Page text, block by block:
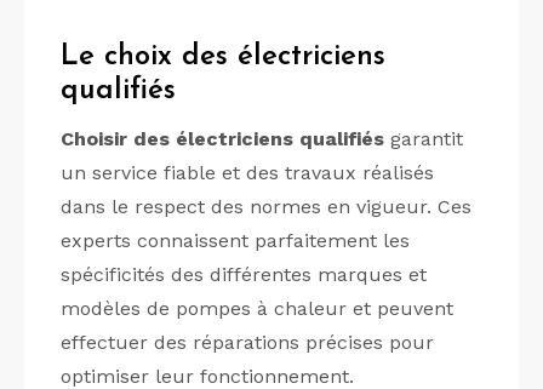
Le choix des électriciens
qualifiés
Choisir des électriciens qualifiés garantit
un service fiable et des travaux réalisés
dans le respect des normes en vigueur. Ces
experts connaissent parfaitement les
spécificités des différentes marques et
modèles de pompes à chaleur et peuvent
effectuer des réparations précises pour
optimiser leur fonctionnement.